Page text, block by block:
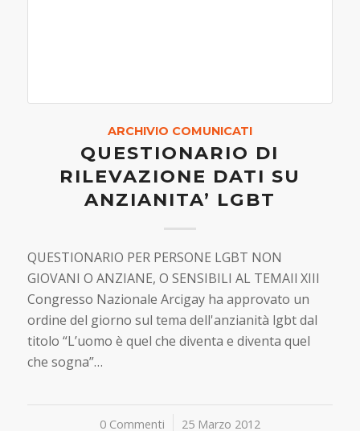
ARCHIVIO COMUNICATI
QUESTIONARIO DI
RILEVAZIONE DATI SU
ANZIANITA’ LGBT
QUESTIONARIO PER PERSONE LGBT NON
GIOVANI O ANZIANE, O SENSIBILI AL TEMAIl XIII
Congresso Nazionale Arcigay ha approvato un
ordine del giorno sul tema dell'anzianità lgbt dal
titolo “L’uomo è quel che diventa e diventa quel
che sogna”…
0 Commenti
/ 25 Marzo 2012